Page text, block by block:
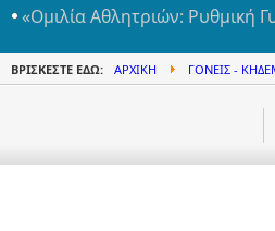
«Ομιλία Αθλητριών: Ρυθμική
ΒΡΊΣΚΕΣΤΕ ΕΔΏ: ΑΡΧΙΚΉ ΓΟΝΕΊΣ -